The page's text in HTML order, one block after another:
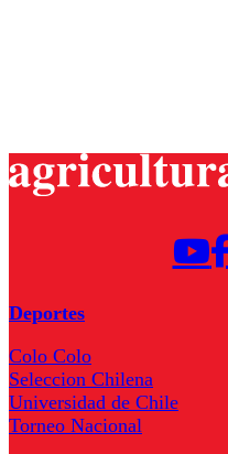
Deportes
Colo Colo
Seleccion Chilena
Universidad de Chile
Torneo Nacional